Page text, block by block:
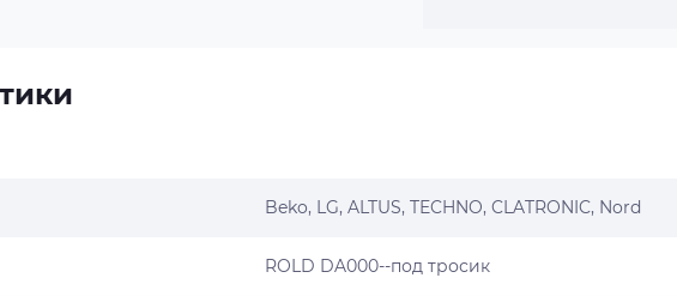
Beko, LG, ALTUS, TECHNO, CLATRONIC, Nord
ROLD DA000--под тросик